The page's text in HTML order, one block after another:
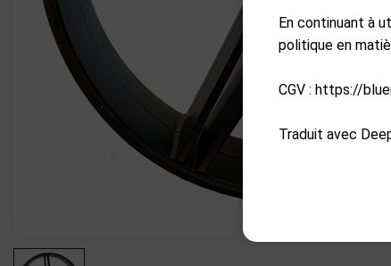
En continuant à
politique en
CGV : https://
Traduit avec